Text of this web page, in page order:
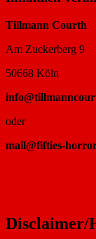
Tillmann Courth
Am Zuckerberg 9
50668 Köln
oder
mail@fifties-
Disclaimer/